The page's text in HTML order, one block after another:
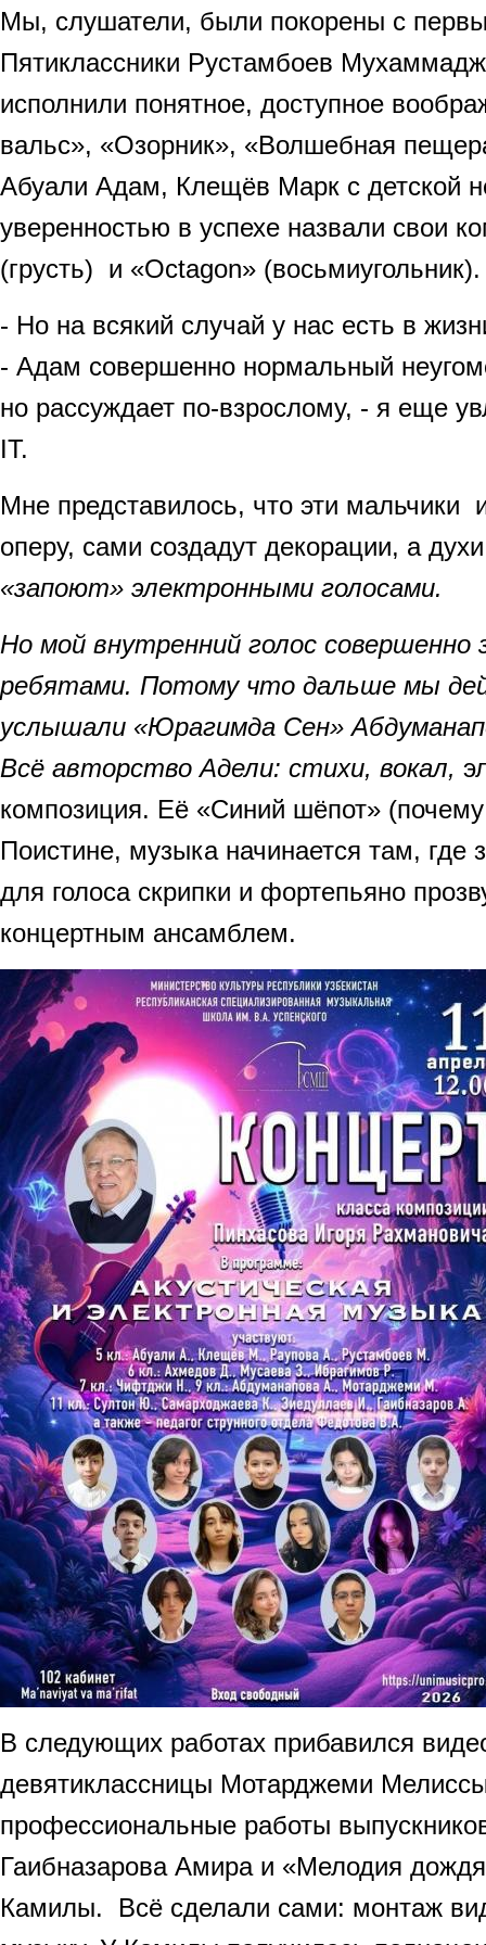
Мы, слушатели, были покорены с
Пятиклассники Рустамбоев
исполнили понятное, доступное
вальс», «Озорник», «Волшебная
Абуали Адам, Клещёв Марк с детской
уверенностью в успехе назвали свои
(грусть) и «Octagon» (восьмиугольник).
- Но на всякий случай у нас есть в
- Адам совершенно нормальный
но рассуждает по-взрослому, - я еще
IT.
Мне представилось, что эти мальчики
оперу, сами создадут декорации, а
«запоют» электронными голосами.
Но мой внутренний голос совершенно
ребятами. Потому что дальше мы
услышали «Юрагимда Сен»
Всё авторство Адели: стихи, вокал,
композиция. Её «Синий шёпот»
Поистине, музыка начинается там, где
для голоса скрипки и фортепьяно
концертным ансамблем.
В следующих работах прибавился
девятиклассницы Мотарджеми
профессиональные работы
Гаибназарова Амира и «Мелодия
Камилы. Всё сделали сами: монтаж